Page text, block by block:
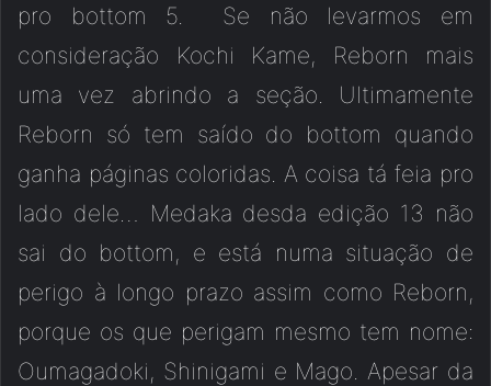
pro bottom 5. Se não levarmos em
consideração Kochi Kame, Reborn mais
uma vez abrindo a seção. Ultimamente
Reborn só tem saído do bottom quando
ganha páginas coloridas. A coisa tá feia pro
lado dele… Medaka desda edição 13 não
sai do bottom, e está numa situação de
perigo à longo prazo assim como Reborn,
porque os que perigam mesmo tem nome:
Oumagadoki, Shinigami e Mago. Apesar da